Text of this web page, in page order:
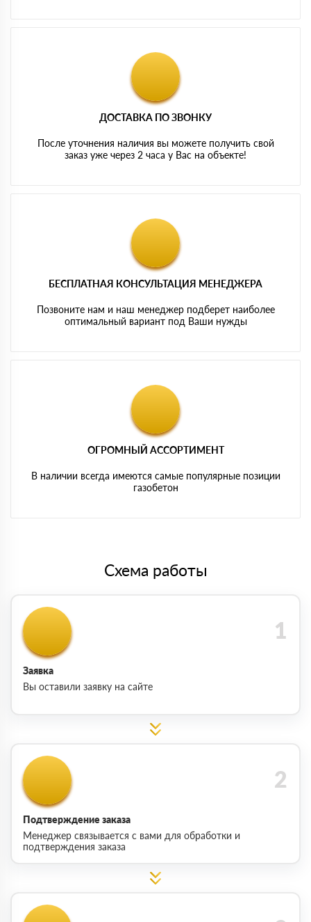
ДОСТАВКА ПО ЗВОНКУ
После уточнения наличия вы можете получить свой
заказ уже через 2 часа у Вас на объекте!
БЕСПЛАТНАЯ КОНСУЛЬТАЦИЯ МЕНЕДЖЕРА
Позвоните нам и наш менеджер подберет наиболее
оптимальный вариант под Ваши нужды
ОГРОМНЫЙ АССОРТИМЕНТ
В наличии всегда имеются самые популярные позиции
газобетон
Схема работы
Заявка
Вы оставили заявку на сайте
Подтверждение заказа
Менеджер связывается с вами для обработки и
подтверждения заказа